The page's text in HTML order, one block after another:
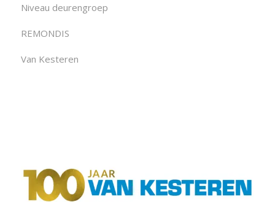
Niveau deurengroep
REMONDIS
Van Kesteren